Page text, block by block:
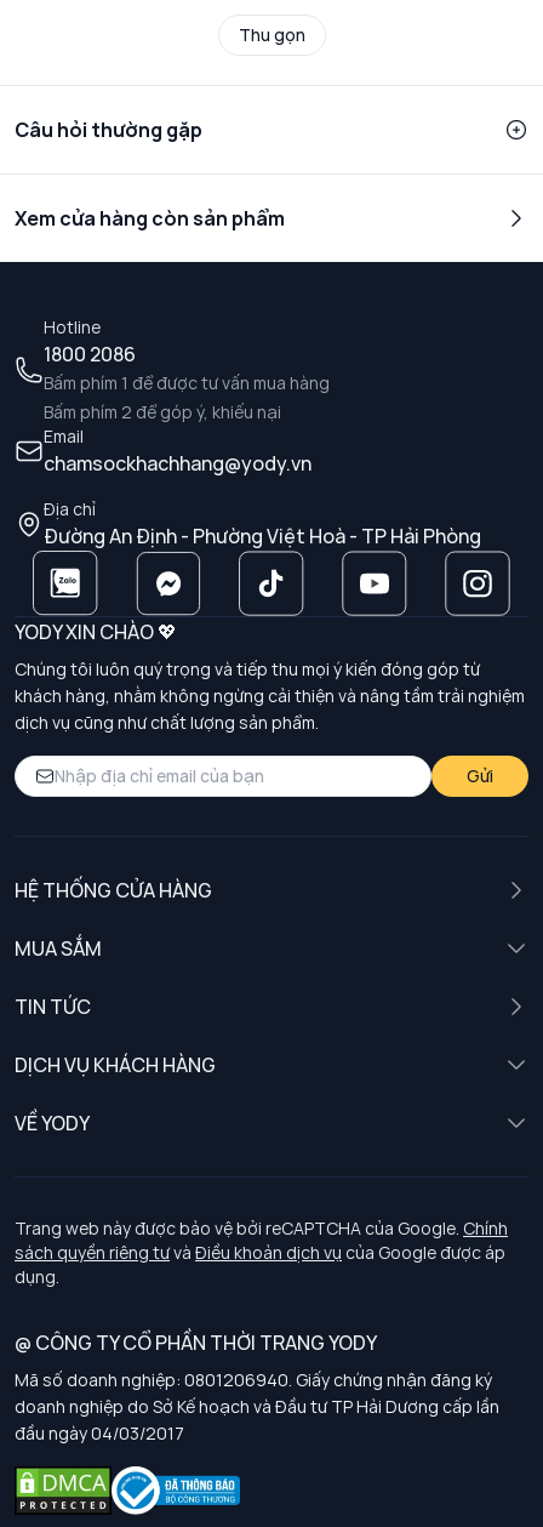
Thu gọn
Câu hỏi thường gặp
Xem cửa hàng còn sản phẩm
Hotline
1800 2086
Bấm phím 1 để được tư vấn mua hàng
Bấm phím 2 để góp ý, khiếu nại
Email
chamsockhachhang@yody.vn
Địa chỉ
Đường An Định - Phường Việt Hoà - TP Hải Phòng
YODY XIN CHÀO 💖
Chúng tôi luôn quý trọng và tiếp thu mọi ý kiến đóng góp từ
khách hàng, nhằm không ngừng cải thiện và nâng tầm trải nghiệm
dịch vụ cũng như chất lượng sản phẩm.
Gửi
HỆ THỐNG CỬA HÀNG
MUA SẮM
TIN TỨC
DỊCH VỤ KHÁCH HÀNG
Chính sách khách hàng thân thiết
Chính sách bảo vệ dữ liệu cá nhân
Chính sách thanh toán, giao nhận
Chính sách chất lượng và an toàn sức khoẻ nghề nghiệp
Chính sách đơn đồng phục
Hướng dẫn chọn kích thước
VỀ YODY
Tuyển dụng
Trang web này được bảo vệ bởi reCAPTCHA của Google. Chính
sách quyền riêng tưvà Điều khoản dịch vụ của Google được áp
dụng.
@ CÔNG TY CỔ PHẦN THỜI TRANG YODY
Mã số doanh nghiệp: 0801206940. Giấy chứng nhận đăng ký
doanh nghiệp do Sở Kế hoạch và Đầu tư TP Hải Dương cấp lần
đầu ngày 04/03/2017